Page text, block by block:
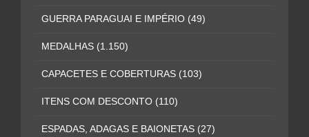
GUERRA PARAGUAI E IMPÉRIO (49)
MEDALHAS (1.150)
CAPACETES E COBERTURAS (103)
ITENS COM DESCONTO (110)
ESPADAS, ADAGAS E BAIONETAS (27)